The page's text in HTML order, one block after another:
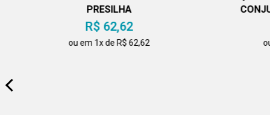
PRESILHA
R$ 62,62
ou em 1x de R$ 62,62